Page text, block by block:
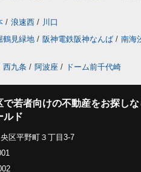
/ 浪速西 / 川口
鶴見緑地 / 阪神電鉄阪神なんば / 南海
西九条 / 阿波座 / ドーム前千代崎
で若者向けの不動産をお探しな
ルド
区平野町３丁目3-7